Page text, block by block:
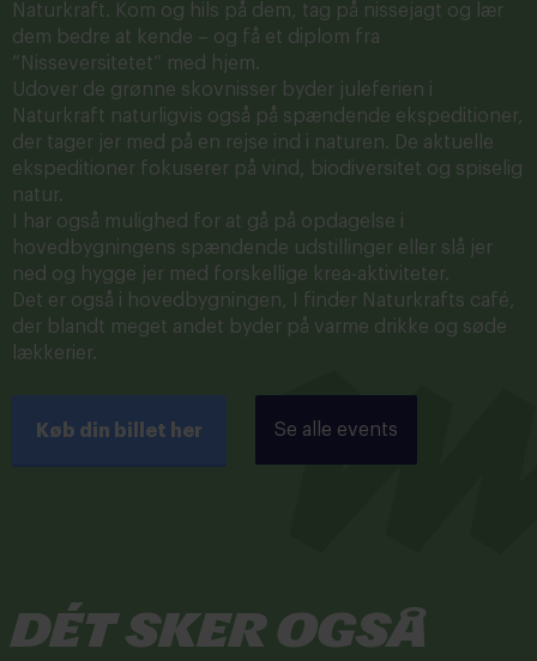
Naturkraft. Kom og hils på dem, tag på nissejagt og lær
dem bedre at kende – og få et diplom fra
“Nisseversitetet” med hjem.
Udover de grønne skovnisser byder juleferien i
Naturkraft naturligvis også på spændende ekspeditioner,
der tager jer med på en rejse ind i naturen. De aktuelle
ekspeditioner fokuserer på vind, biodiversitet og spiselig
natur.
I har også mulighed for at gå på opdagelse i
hovedbygningens spændende udstillinger eller slå jer
ned og hygge jer med forskellige krea-aktiviteter.
Det er også i hovedbygningen, I finder Naturkrafts café,
der blandt meget andet byder på varme drikke og søde
lækkerier.
Køb din billet her Se alle events
Dét sker også